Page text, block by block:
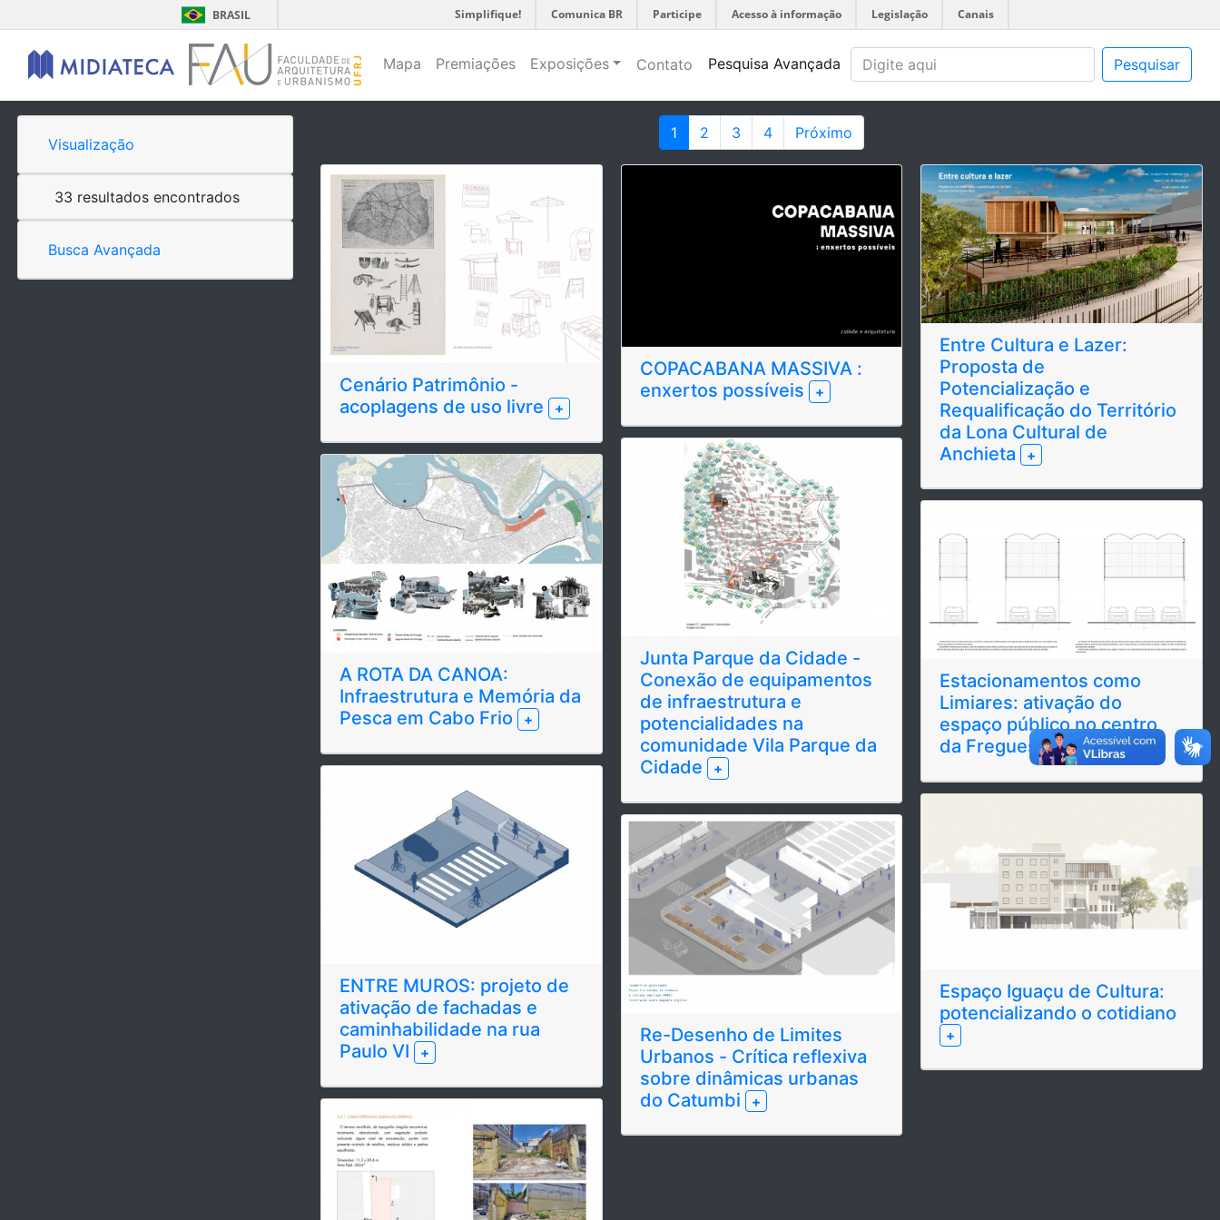
BRASIL Simplifique! Comunica BR Participe Acesso à informação Legislação Canais
Mapa Premiações Exposições Contato Pesquisa Avançada Pesquisar
Visualização
33 resultados encontrados
Busca Avançada
1 2 3 4 Próximo
Cenário Patrimônio -
acoplagens de uso livre
+
A ROTA DA CANOA:
Infraestrutura e Memória da
Pesca em Cabo Frio
+
ENTRE MUROS: projeto de
ativação de fachadas e
caminhabilidade na rua
Paulo VI
+
COPACABANA MASSIVA :
enxertos possíveis
+
Junta Parque da Cidade -
Conexão de equipamentos
de infraestrutura e
potencialidades na
comunidade Vila Parque da
Cidade
+
Re-Desenho de Limites
Urbanos - Crítica reflexiva
sobre dinâmicas urbanas
do Catumbi
+
Entre Cultura e Lazer:
Proposta de
Potencialização e
Requalificação do Território
da Lona Cultural de
Anchieta +
Estacionamentos como
Limiares: ativação do
espaço público no centro
da Freguesia +
Espaço Iguaçu de Cultura:
potencializando o cotidiano
+